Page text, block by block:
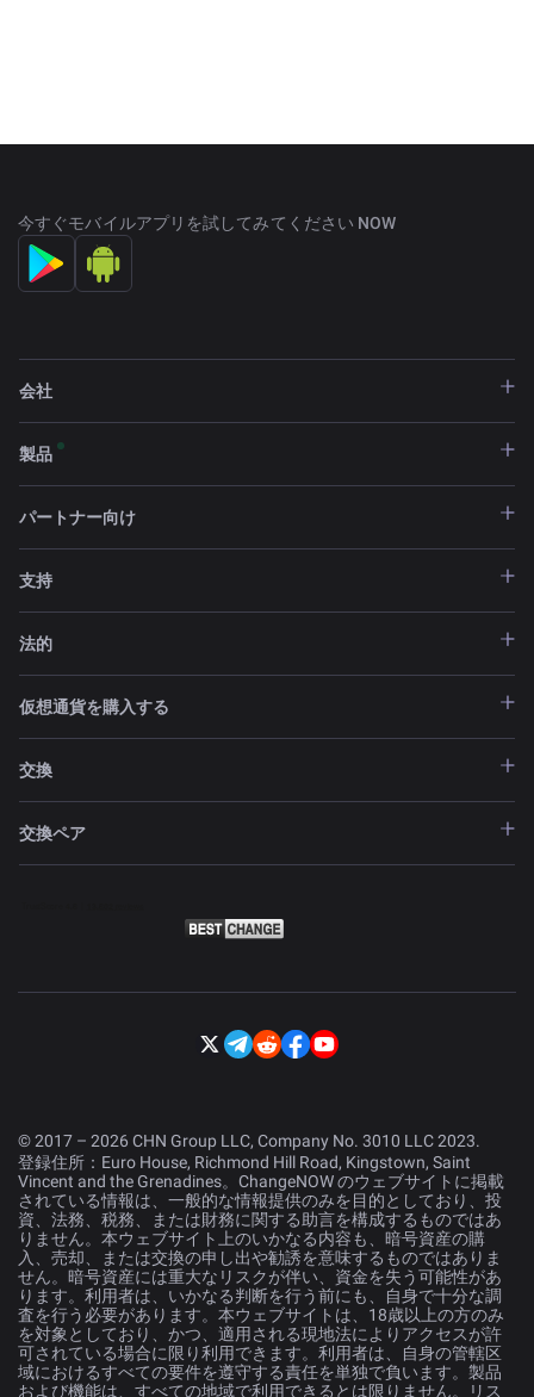
今すぐモバイルアプリを試してみてください NOW
会社
製品
パートナー向け
支持
法的
仮想通貨を購入する
交換
交換ペア
© 2017 – 2026 CHN Group LLC, Company No. 3010 LLC 2023.
登録住所：Euro House, Richmond Hill Road, Kingstown, Saint
Vincent and the Grenadines。ChangeNOW のウェブサイトに掲載
されている情報は、一般的な情報提供のみを目的としており、投
資、法務、税務、または財務に関する助言を構成するものではあ
りません。本ウェブサイト上のいかなる内容も、暗号資産の購
入、売却、または交換の申し出や勧誘を意味するものではありま
せん。暗号資産には重大なリスクが伴い、資金を失う可能性があ
ります。利用者は、いかなる判断を行う前にも、自身で十分な調
査を行う必要があります。本ウェブサイトは、18歳以上の方のみ
を対象としており、かつ、適用される現地法によりアクセスが許
可されている場合に限り利用できます。利用者は、自身の管轄区
域におけるすべての要件を遵守する責任を単独で負います。製品
および機能は、すべての地域で利用できるとは限りません。リス